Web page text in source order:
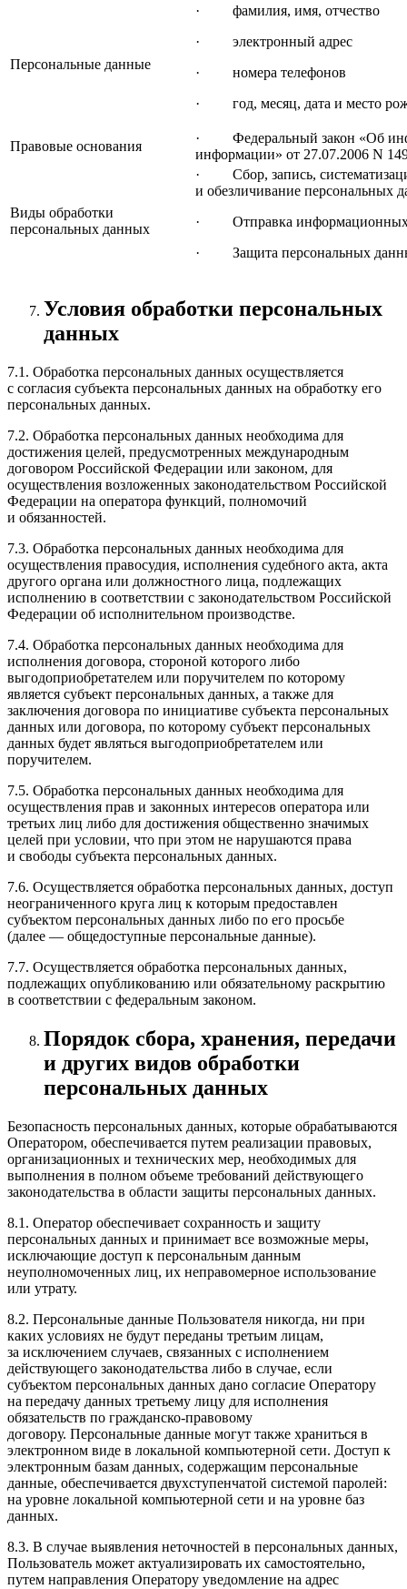
Персональные данные
· фамилия, имя, отчество
· электронный адрес
· номера телефонов
· год, месяц, дата и место
Правовые основания
· Федеральный закон «Об
информации» от 27.07.2006 N
Виды обработки
персональных данных
· Сбор, запись,
и обезличивание персональных
· Отправка информационных
· Защита персональных
Условия обработки персональных
данных
7.1. Обработка персональных данных осуществляется
с согласия субъекта персональных данных на обработку его
персональных данных.
7.2. Обработка персональных данных необходима для
достижения целей, предусмотренных международным
договором Российской Федерации или законом, для
осуществления возложенных законодательством Российской
Федерации на оператора функций, полномочий
и обязанностей.
7.3. Обработка персональных данных необходима для
осуществления правосудия, исполнения судебного акта, акта
другого органа или должностного лица, подлежащих
исполнению в соответствии с законодательством Российской
Федерации об исполнительном производстве.
7.4. Обработка персональных данных необходима для
исполнения договора, стороной которого либо
выгодоприобретателем или поручителем по которому
является субъект персональных данных, а также для
заключения договора по инициативе субъекта персональных
данных или договора, по которому субъект персональных
данных будет являться выгодоприобретателем или
поручителем.
7.5. Обработка персональных данных необходима для
осуществления прав и законных интересов оператора или
третьих лиц либо для достижения общественно значимых
целей при условии, что при этом не нарушаются права
и свободы субъекта персональных данных.
7.6. Осуществляется обработка персональных данных, доступ
неограниченного круга лиц к которым предоставлен
субъектом персональных данных либо по его просьбе
(далее — общедоступные персональные данные).
7.7. Осуществляется обработка персональных данных,
подлежащих опубликованию или обязательному раскрытию
в соответствии с федеральным законом.
Порядок сбора, хранения, передачи
и других видов обработки
персональных данных
Безопасность персональных данных, которые обрабатываются
Оператором, обеспечивается путем реализации правовых,
организационных и технических мер, необходимых для
выполнения в полном объеме требований действующего
законодательства в области защиты персональных данных.
8.1. Оператор обеспечивает сохранность и защиту
персональных данных и принимает все возможные меры,
исключающие доступ к персональным данным
неуполномоченных лиц, их неправомерное использование
или утрату.
8.2. Персональные данные Пользователя никогда, ни при
каких условиях не будут переданы третьим лицам,
за исключением случаев, связанных с исполнением
действующего законодательства либо в случае, если
субъектом персональных данных дано согласие Оператору
на передачу данных третьему лицу для исполнения
обязательств по гражданско-правовому
договору. Персональные данные могут также храниться в
электронном виде в локальной компьютерной сети. Доступ к
электронным базам данных, содержащим персональные
данные, обеспечивается двухступенчатой системой паролей:
на уровне локальной компьютерной сети и на уровне баз
данных.
8.3. В случае выявления неточностей в персональных данных,
Пользователь может актуализировать их самостоятельно,
путем направления Оператору уведомление на адрес